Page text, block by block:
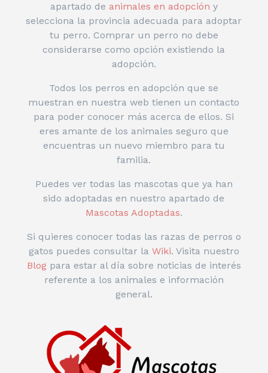
apartado de animales en adopción y
selecciona la provincia adecuada para adoptar
tu perro. Comprar un perro no debe
considerarse como opción existiendo la
adopción.
Todos los perros en adopción que se
muestran en nuestra web tienen un contacto
para poder conocer más acerca de ellos. Si
eres amante de los animales seguro que
encuentras un nuevo miembro para tu
familia.
Puedes ver todas las mascotas que ya han
sido adoptadas en nuestro apartado de
Mascotas Adoptadas.
Si quieres conocer todas las razas de perros o
gatos puedes consultar la Wiki. Visita nuestro
Blog para estar al día sobre noticias de interés
referente a los animales e información
general.